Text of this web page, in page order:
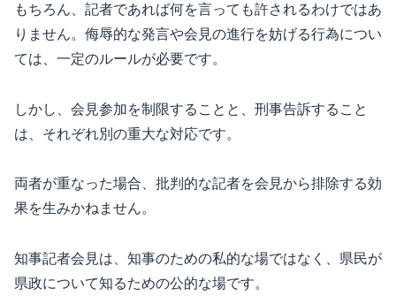
もちろん、記者であれば何を言っても許されるわけではあ
りません。侮辱的な発言や会見の進行を妨げる行為につい
ては、一定のルールが必要です。
しかし、会見参加を制限することと、刑事告訴すること
は、それぞれ別の重大な対応です。
両者が重なった場合、批判的な記者を会見から排除する効
果を生みかねません。
知事記者会見は、知事のための私的な場ではなく、県民が
県政について知るための公的な場です。